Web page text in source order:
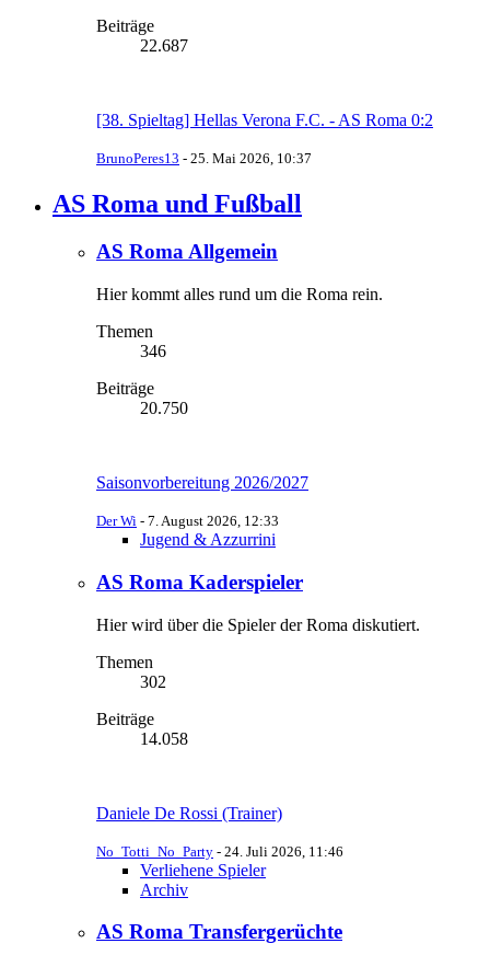
Beiträge
22.687
[38. Spieltag] Hellas Verona F.C. - AS Roma 0:2
BrunoPeres13 - 25. Mai 2026, 10:37
AS Roma und Fußball
AS Roma Allgemein
Hier kommt alles rund um die Roma rein.
Themen
346
Beiträge
20.750
Saisonvorbereitung 2026/2027
Der Wi - 7. August 2026, 12:33
Jugend & Azzurrini
AS Roma Kaderspieler
Hier wird über die Spieler der Roma diskutiert.
Themen
302
Beiträge
14.058
Daniele De Rossi (Trainer)
No_Totti_No_Party - 24. Juli 2026, 11:46
Verliehene Spieler
Archiv
AS Roma Transfergerüchte